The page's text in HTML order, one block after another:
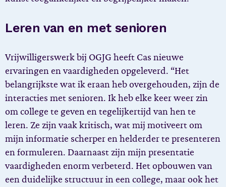
Leren van en met senioren
Vrijwilligerswerk bij OGJG heeft Cas nieuwe
ervaringen en vaardigheden opgeleverd. “Het
belangrijkste wat ik eraan heb overgehouden, zijn de
interacties met senioren. Ik heb elke keer weer zin
om college te geven en tegelijkertijd van hen te
leren. Ze zijn vaak kritisch, wat mij motiveert om
mijn informatie scherper en helderder te presenteren
en formuleren. Daarnaast zijn mijn presentatie
vaardigheden enorm verbeterd. Het opbouwen van
een duidelijke structuur in een college, maar ook het